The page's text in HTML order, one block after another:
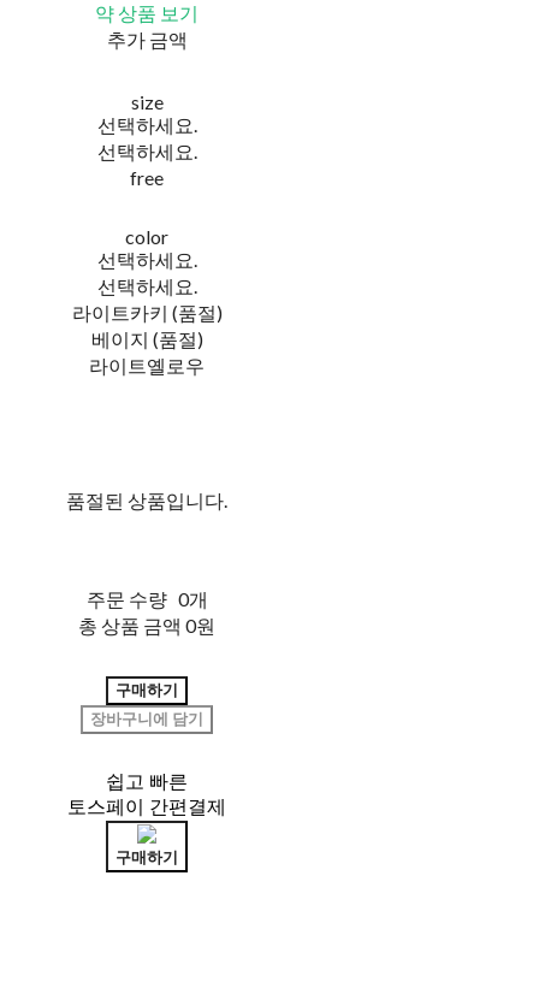
약 상품 보기
추가 금액
size
선택하세요.
선택하세요.
free
color
선택하세요.
선택하세요.
라이트카키 (품절)
베이지 (품절)
라이트옐로우
품절된 상품입니다.
주문 수량 0개
총 상품 금액 0원
구매하기
장바구니에 담기
쉽고 빠른
토스페이 간편결제
구매하기